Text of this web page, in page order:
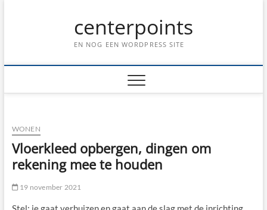
centerpoints
EN NOG EEN WORDPRESS SITE
WONEN
Vloerkleed opbergen, dingen om
rekening mee te houden
19 november 2021